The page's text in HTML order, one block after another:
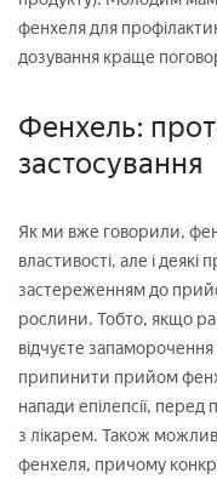
фенхеля для
дозування краще
Фенхель:
застосування
Як ми вже говорили,
властивості, але і
застереженням до
рослини. Тобто, якщо
відчуєте
припинити прийом
напади епілепсії,
з лікарем. Також
фенхеля, причому